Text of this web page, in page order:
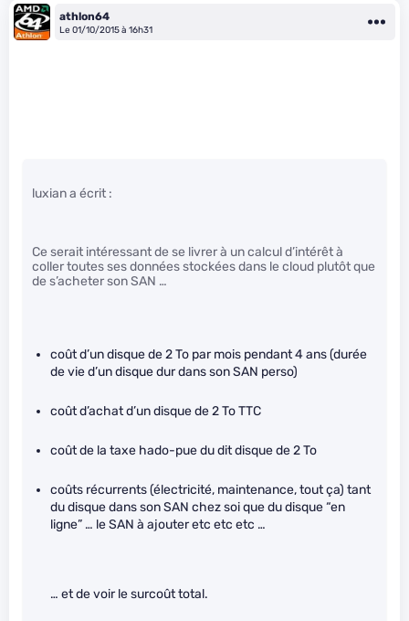
athlon64
Le 01/10/2015 à 16h31
luxian a écrit :
Ce serait intéressant de se livrer à un calcul d’intérêt à
coller toutes ses données stockées dans le cloud plutôt que
de s’acheter son SAN …
coût d’un disque de 2 To par mois pendant 4 ans (durée
de vie d’un disque dur dans son SAN perso)
coût d’achat d’un disque de 2 To TTC
coût de la taxe hado-pue du dit disque de 2 To
coûts récurrents (électricité, maintenance, tout ça) tant
du disque dans son SAN chez soi que du disque “en
ligne” … le SAN à ajouter etc etc etc …
… et de voir le surcoût total.